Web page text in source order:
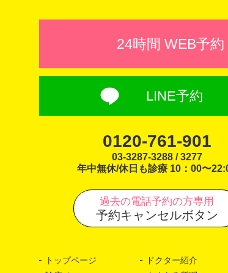
24時間 WEB予約
LINE予約
0120-761-901
03-3287-3288 / 3277
年中無休/休日も診療 10：00〜
過去の電話予約の方専用
予約キャンセルボタン
トップページ
ドクター紹介